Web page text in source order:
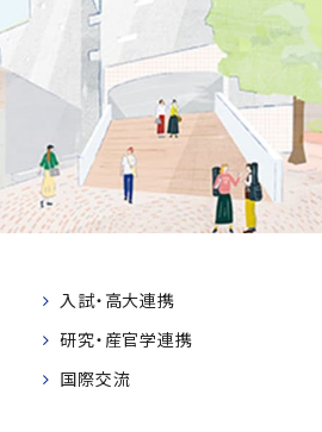
入試・高大連携
研究・産官学連携
国際交流